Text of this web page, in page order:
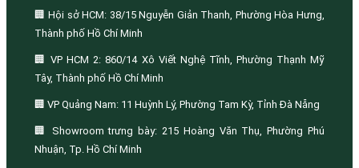
🏢 Hội sở HCM: 38/15 Nguyễn Giản Thanh, Phường Hòa Hưng,
Thành phố Hồ Chí Minh
🏢 VP HCM 2: 860/14 Xô Viết Nghệ Tĩnh, Phường Thạnh Mỹ
Tây, Thành phố Hồ Chí Minh
🏢 VP Quảng Nam: 11 Huỳnh Lý, Phường Tam Kỳ, Tỉnh Đà Nẵng
🏢 Showroom trưng bày: 215 Hoàng Văn Thụ, Phường Phú
Nhuận, Tp. Hồ Chí Minh